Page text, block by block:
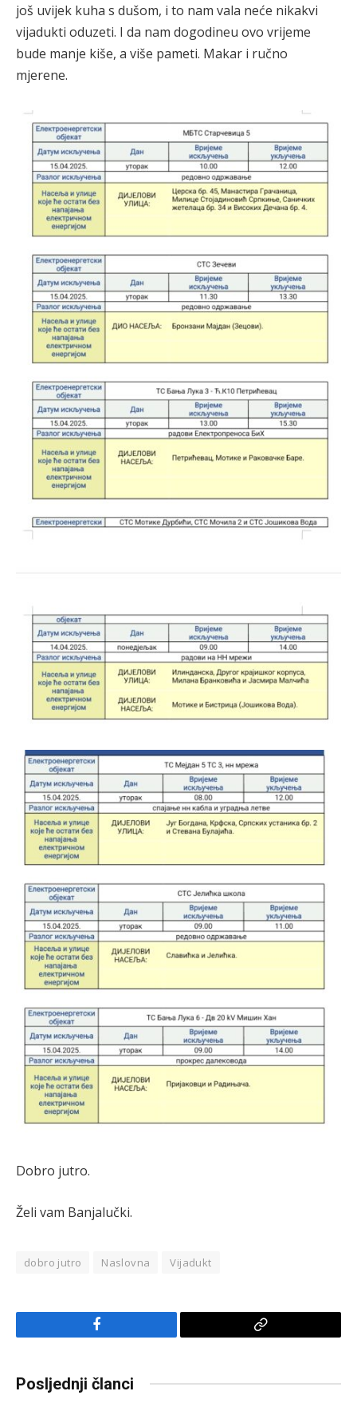
još uvijek kuha s dušom, i to nam vala neće nikakvi
vijadukti oduzeti. I da nam dogodineu ovo vrijeme
bude manje kiše, a više pameti. Makar i ručno
mjerene.
Dobro jutro.
Želi vam Banjalučki.
dobro jutro Naslovna Vijadukt
Facebook
Copy
Posljednji članci